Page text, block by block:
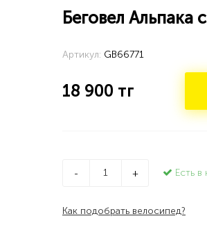
Беговел
Артикул: GB66771
18 900 тг
- + Есть в
Как подобрать велосипед?